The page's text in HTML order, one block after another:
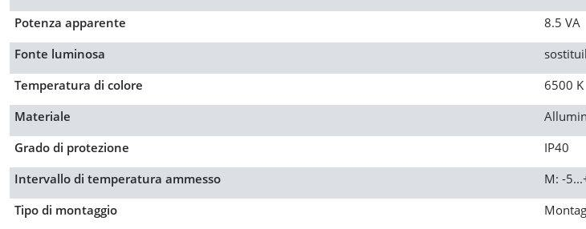
Potenza apparente
8.5 VA
Fonte luminosa
Temperatura di colore
6500 K
Materiale
Grado di protezione
IP40
Intervallo di temperatura ammesso
M: -
Tipo di montaggio